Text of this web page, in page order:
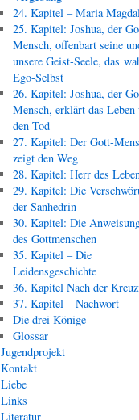
24. Kapitel – Maria
25. Kapitel: Joshua, der
Mensch, offenbart seine
unsere Geist-Seele, das
Ego-Selbst
26. Kapitel: Joshua, der
Mensch, erklärt das Leben
den Tod
27. Kapitel: Der Gott-
zeigt den Weg
28. Kapitel: Herr des
29. Kapitel: Die
der Sanhedrin
30. Kapitel: Die
des Gottmenschen
35. Kapitel – Die
Leidensgeschichte
36. Kapitel Nach der
37. Kapitel – Nachwort
Die drei Könige
Glossar
Jugendprojekt
Kontakt
Liebe
Links
Literatur